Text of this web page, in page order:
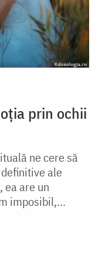
prin ochii
ne cere să
ale
ea are un
imposibil,...